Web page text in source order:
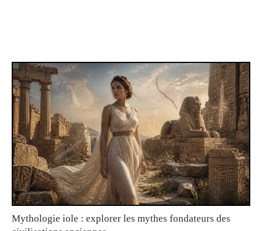
Mythologie iole : explorer les mythes fondateurs des